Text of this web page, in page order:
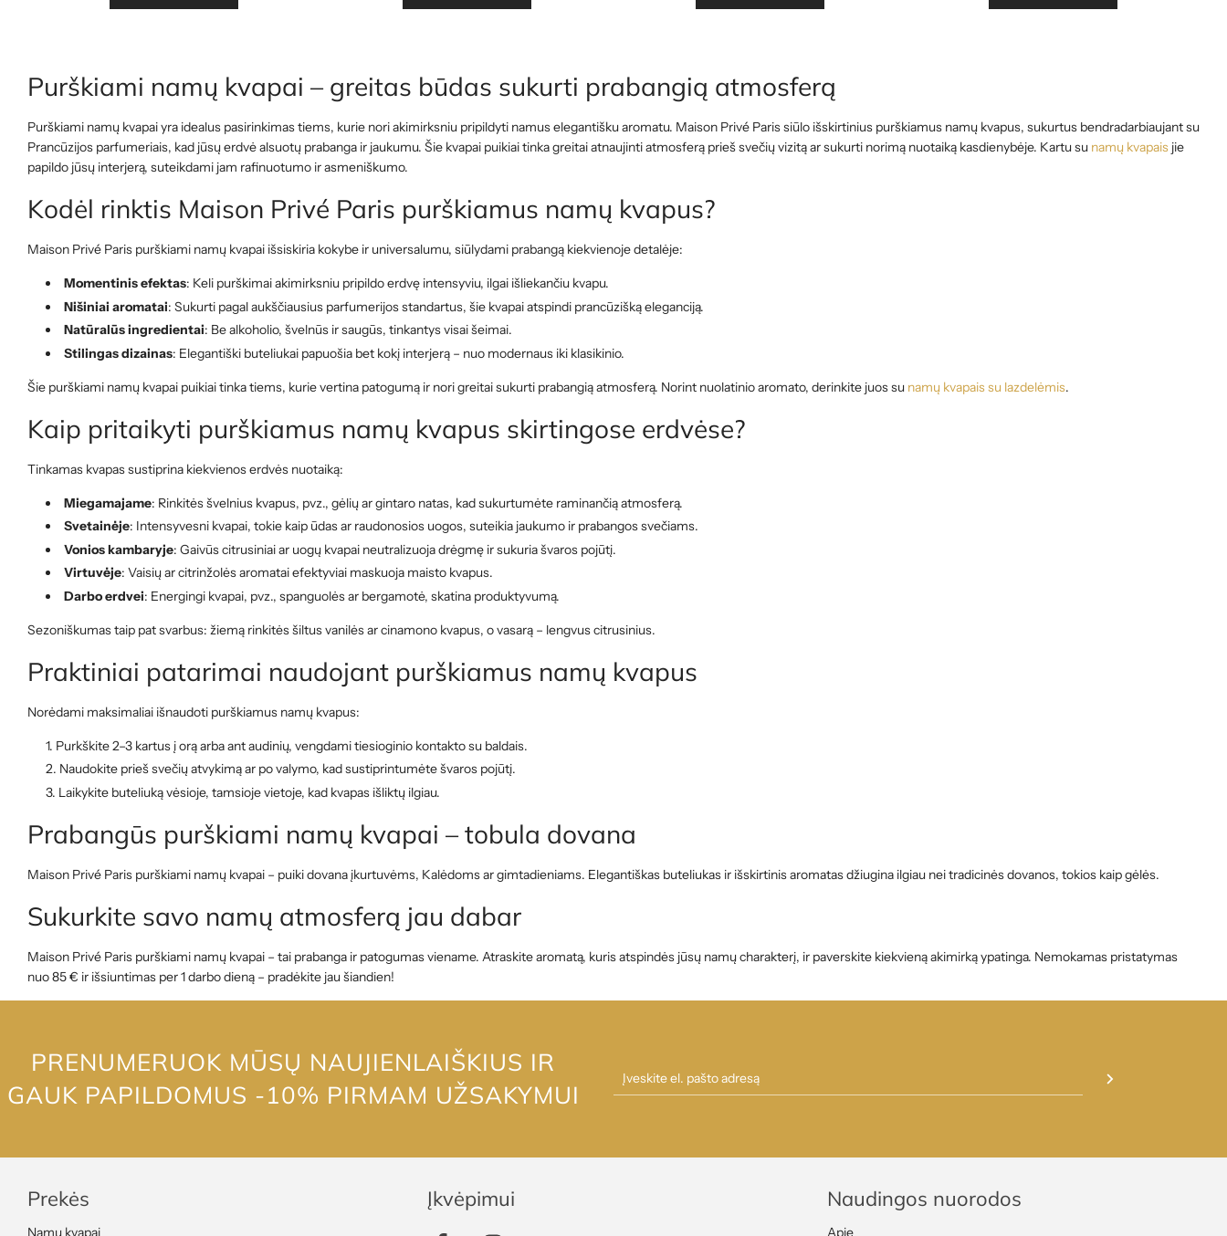
Purškiami namų kvapai – greitas būdas sukurti prabangią atmosferą
Purškiami namų kvapai yra idealus pasirinkimas tiems, kurie nori akimirksniu pripildyti namus elegantišku aromatu. Maison Privé Paris siūlo išskirtinius purškiamus namų kvapus, sukurtus bendradarbiaujant su
Prancūzijos parfumeriais, kad jūsų erdvė alsuotų prabanga ir jaukumu. Šie kvapai puikiai tinka greitai atnaujinti atmosferą prieš svečių vizitą ar sukurti norimą nuotaiką kasdienybėje. Kartu su namų kvapais jie
papildo jūsų interjerą, suteikdami jam rafinuotumo ir asmeniškumo.
Kodėl rinktis Maison Privé Paris purškiamus namų kvapus?
Maison Privé Paris purškiami namų kvapai išsiskiria kokybe ir universalumu, siūlydami prabangą kiekvienoje detalėje:
Momentinis efektas: Keli purškimai akimirksniu pripildo erdvę intensyviu, ilgai išliekančiu kvapu.
Nišiniai aromatai: Sukurti pagal aukščiausius parfumerijos standartus, šie kvapai atspindi prancūzišką eleganciją.
Natūralūs ingredientai: Be alkoholio, švelnūs ir saugūs, tinkantys visai šeimai.
Stilingas dizainas: Elegantiški buteliukai papuošia bet kokį interjerą – nuo modernaus iki klasikinio.
Šie purškiami namų kvapai puikiai tinka tiems, kurie vertina patogumą ir nori greitai sukurti prabangią atmosferą. Norint nuolatinio aromato, derinkite juos su namų kvapais su lazdelėmis.
Kaip pritaikyti purškiamus namų kvapus skirtingose erdvėse?
Tinkamas kvapas sustiprina kiekvienos erdvės nuotaiką:
Miegamajame: Rinkitės švelnius kvapus, pvz., gėlių ar gintaro natas, kad sukurtumėte raminančią atmosferą.
Svetainėje: Intensyvesni kvapai, tokie kaip ūdas ar raudonosios uogos, suteikia jaukumo ir prabangos svečiams.
Vonios kambaryje: Gaivūs citrusiniai ar uogų kvapai neutralizuoja drėgmę ir sukuria švaros pojūtį.
Virtuvėje: Vaisių ar citrinžolės aromatai efektyviai maskuoja maisto kvapus.
Darbo erdvei: Energingi kvapai, pvz., spanguolės ar bergamotė, skatina produktyvumą.
Sezoniškumas taip pat svarbus: žiemą rinkitės šiltus vanilės ar cinamono kvapus, o vasarą – lengvus citrusinius.
Praktiniai patarimai naudojant purškiamus namų kvapus
Norėdami maksimaliai išnaudoti purškiamus namų kvapus:
Purkškite 2–3 kartus į orą arba ant audinių, vengdami tiesioginio kontakto su baldais.
Naudokite prieš svečių atvykimą ar po valymo, kad sustiprintumėte švaros pojūtį.
Laikykite buteliuką vėsioje, tamsioje vietoje, kad kvapas išliktų ilgiau.
Prabangūs purškiami namų kvapai – tobula dovana
Maison Privé Paris purškiami namų kvapai – puiki dovana įkurtuvėms, Kalėdoms ar gimtadieniams. Elegantiškas buteliukas ir išskirtinis aromatas džiugina ilgiau nei tradicinės dovanos, tokios kaip gėlės.
Sukurkite savo namų atmosferą jau dabar
Maison Privé Paris purškiami namų kvapai – tai prabanga ir patogumas viename. Atraskite aromatą, kuris atspindės jūsų namų charakterį, ir paverskite kiekvieną akimirką ypatinga. Nemokamas pristatymas
nuo 85 € ir išsiuntimas per 1 darbo dieną – pradėkite jau šiandien!
PRENUMERUOK MŪSŲ NAUJIENLAIŠKIUS IR
GAUK PAPILDOMUS -10% PIRMAM UŽSAKYMUI
Prekės
Namų kvapai
Įkvėpimui Naudingos nuorodos
Apie